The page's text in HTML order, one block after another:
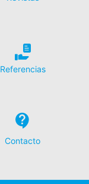
Referencias
Contacto